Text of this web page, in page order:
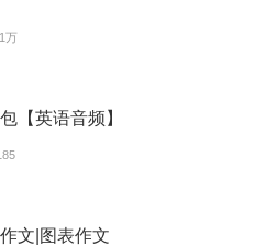
万
【英语音频】
文|图表作文